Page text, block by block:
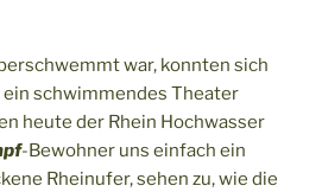
war, konnten sich
ein schwimmendes Theater
heute der Rhein Hochwasser
-Bewohner uns einfach ein
Rheinufer, sehen zu, wie die